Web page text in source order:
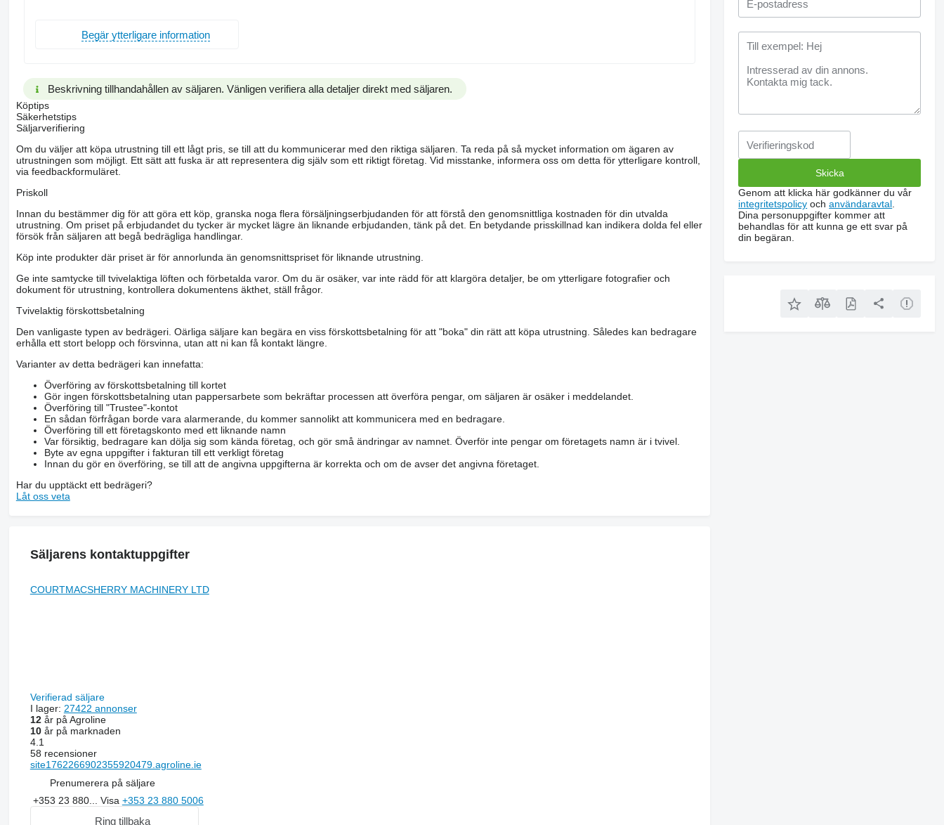
Begär ytterligare information
Beskrivning tillhandahållen av säljaren. Vänligen verifiera alla detaljer direkt med säljaren.
Köptips
Säkerhetstips
Säljarverifiering
Om du väljer att köpa utrustning till ett lågt pris, se till att du kommunicerar med den riktiga säljaren. Ta reda på så mycket information om ägaren av
utrustningen som möjligt. Ett sätt att fuska är att representera dig själv som ett riktigt företag. Vid misstanke, informera oss om detta för ytterligare kontroll,
via feedbackformuläret.
Priskoll
Innan du bestämmer dig för att göra ett köp, granska noga flera försäljningserbjudanden för att förstå den genomsnittliga kostnaden för din utvalda
utrustning. Om priset på erbjudandet du tycker är mycket lägre än liknande erbjudanden, tänk på det. En betydande prisskillnad kan indikera dolda fel eller
försök från säljaren att begå bedrägliga handlingar.
Köp inte produkter där priset är för annorlunda än genomsnittspriset för liknande utrustning.
Ge inte samtycke till tvivelaktiga löften och förbetalda varor. Om du är osäker, var inte rädd för att klargöra detaljer, be om ytterligare fotografier och
dokument för utrustning, kontrollera dokumentens äkthet, ställ frågor.
Tvivelaktig förskottsbetalning
Den vanligaste typen av bedrägeri. Oärliga säljare kan begära en viss förskottsbetalning för att "boka" din rätt att köpa utrustning. Således kan bedragare
erhålla ett stort belopp och försvinna, utan att ni kan få kontakt längre.
Varianter av detta bedrägeri kan innefatta:
Överföring av förskottsbetalning till kortet
Gör ingen förskottsbetalning utan pappersarbete som bekräftar processen att överföra pengar, om säljaren är osäker i meddelandet.
Överföring till "Trustee"-kontot
En sådan förfrågan borde vara alarmerande, du kommer sannolikt att kommunicera med en bedragare.
Överföring till ett företagskonto med ett liknande namn
Var försiktig, bedragare kan dölja sig som kända företag, och gör små ändringar av namnet. Överför inte pengar om företagets namn är i tvivel.
Byte av egna uppgifter i fakturan till ett verkligt företag
Innan du gör en överföring, se till att de angivna uppgifterna är korrekta och om de avser det angivna företaget.
Har du upptäckt ett bedrägeri?
Låt oss veta
Säljarens kontaktuppgifter
COURTMACSHERRY MACHINERY LTD
Verifierad säljare
I lager: 27422 annonser
12år på Agroline
10år på marknaden
4.1
58 recensioner
site1762266902355920479.agroline.ie
Prenumerera på säljare
+353 23 880... Visa +353 23 880 5006
Ring tillbaka
Genom att klicka här godkänner du vår
integritetspolicy ochanvändaravtal
Dina personuppgifter kommer att
behandlas för att kunna ge ett svar på
din begäran.